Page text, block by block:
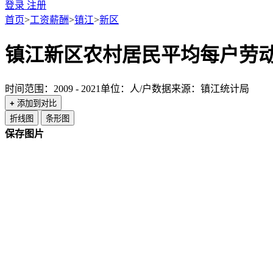
登录 注册
首页>工资薪酬>镇江>新区
镇江新区农村居民平均每户劳
时间范围：2009 - 2021单位：人/户数据来源：镇江统计局
+ 添加到对比
折线图
条形图
保存图片